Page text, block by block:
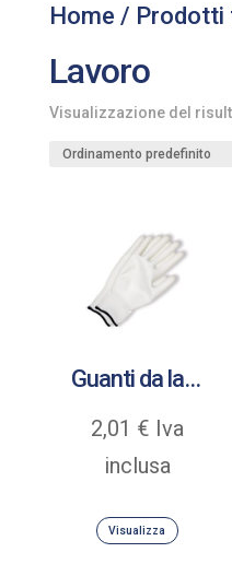
Home / Prodotti
Lavoro
Visualizzazione del
Guanti da lavoro Senso Grip rivestiti in poliuretano
2,01 € Iva
inclusa
Visualizza